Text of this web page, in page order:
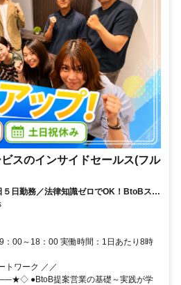
スのインサイドセールス(フル
５日勤務／法律知識ゼロでOK！BtoBスキ
：00～18：00 実働時間：1日あたり8時
トワーク ／／
●BtoB提案営業の基礎～実践が学